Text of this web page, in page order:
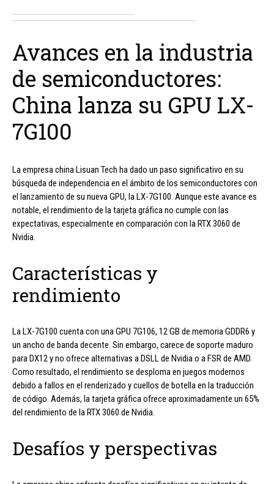
Avances en la industria
de semiconductores:
China lanza su GPU LX-
7G100
La empresa china Lisuan Tech ha dado un paso significativo en su
búsqueda de independencia en el ámbito de los semiconductores con
el lanzamiento de su nueva GPU, la LX-7G100. Aunque este avance es
notable, el rendimiento de la tarjeta gráfica no cumple con las
expectativas, especialmente en comparación con la RTX 3060 de
Nvidia.
Características y
rendimiento
La LX-7G100 cuenta con una GPU 7G106, 12 GB de memoria GDDR6 y
un ancho de banda decente. Sin embargo, carece de soporte maduro
para DX12 y no ofrece alternativas a DSLL de Nvidia o a FSR de AMD.
Como resultado, el rendimiento se desploma en juegos modernos
debido a fallos en el renderizado y cuellos de botella en la traducción
de código. Además, la tarjeta gráfica ofrece aproximadamente un 65%
del rendimiento de la RTX 3060 de Nvidia.
Desafíos y perspectivas